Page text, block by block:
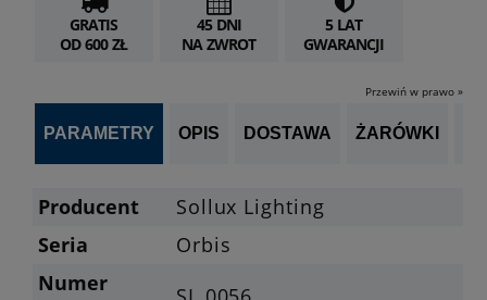
GRATIS
OD 600 ZŁ
45 DNI
NA ZWROT
5 LAT
GWARANCJI
Przewiń w prawo »
PARAMETRY OPIS DOSTAWA ŻARÓWKI
Producent
Sollux Lighting
Seria
Orbis
Numer